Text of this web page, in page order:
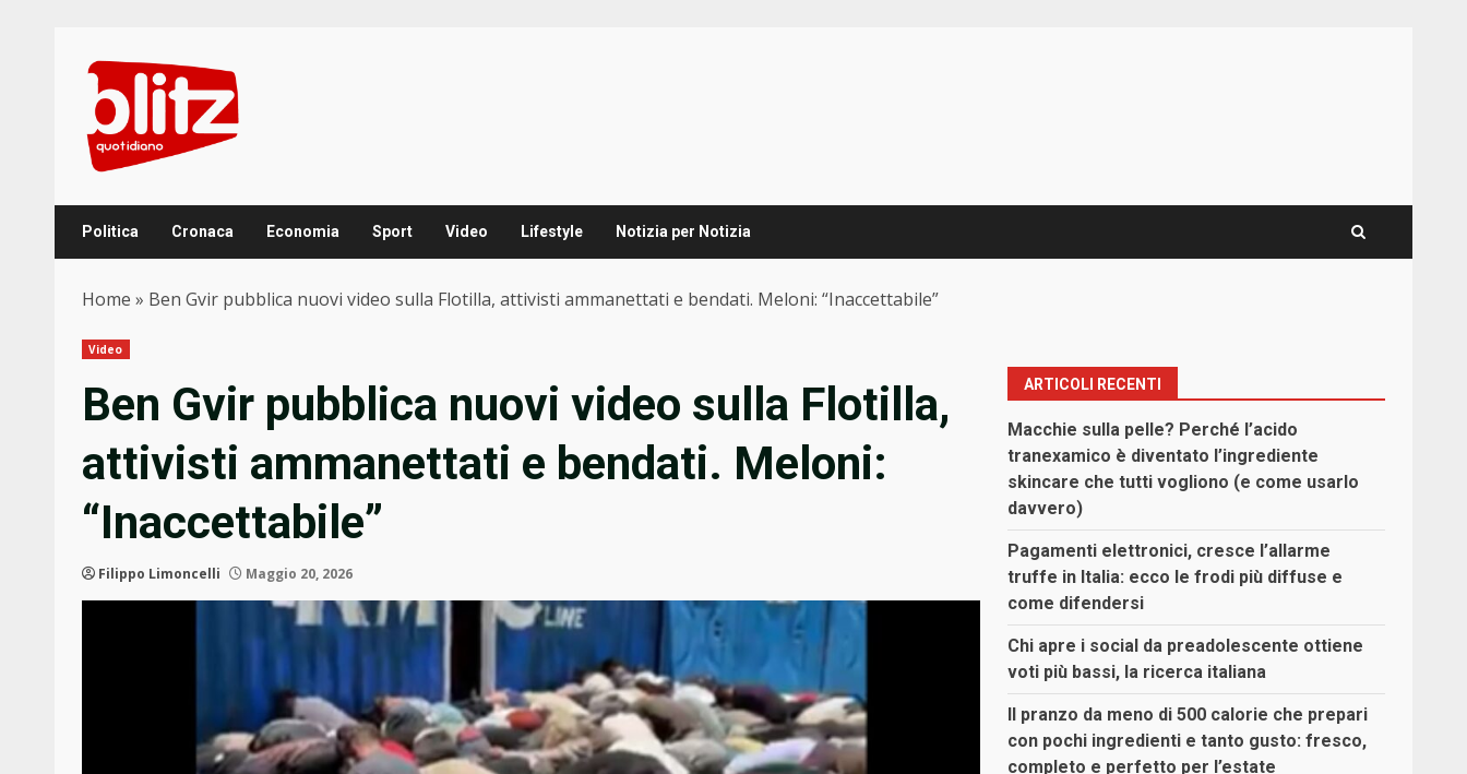
content
Politica Cronaca Economia Sport Video Lifestyle Notizia per Notizia
Home » Ben Gvir pubblica nuovi video sulla Flotilla, attivisti ammanettati e bendati. Meloni: “Inaccettabile”
Video
Ben Gvir pubblica nuovi video sulla Flotilla,
attivisti ammanettati e bendati. Meloni:
“Inaccettabile”
Filippo Limoncelli Maggio 20, 2026
ARTICOLI RECENTI
Macchie sulla pelle? Perché l’acido
tranexamico è diventato l’ingrediente
skincare che tutti vogliono (e come usarlo
davvero)
Pagamenti elettronici, cresce l’allarme
truffe in Italia: ecco le frodi più diffuse e
come difendersi
Chi apre i social da preadolescente ottiene
voti più bassi, la ricerca italiana
Il pranzo da meno di 500 calorie che prepari
con pochi ingredienti e tanto gusto: fresco,
completo e perfetto per l’estate